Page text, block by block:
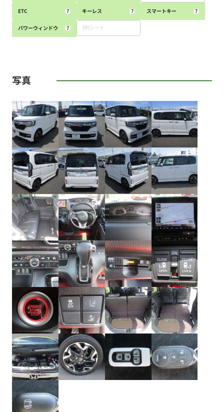
ETC ? キーレス ? スマートキー ?
パワーウィンドウ ? 3列シート
写真